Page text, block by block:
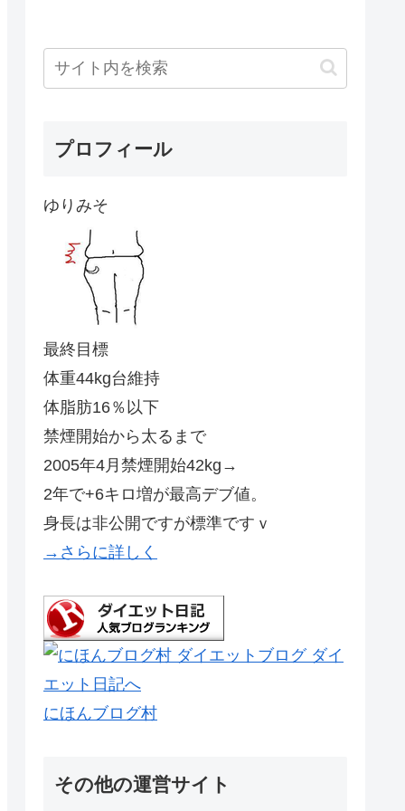
プロフィール
ゆりみそ
最終目標
体重44kg台維持
体脂肪16％以下
禁煙開始から太るまで
2005年4月禁煙開始42kg→
2年で+6キロ増が最高デブ値。
身長は非公開ですが標準ですｖ
→さらに詳しく
にほんブログ村
その他の運営サイト